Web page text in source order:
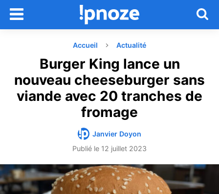
Accueil Actualité
Burger King lance un
nouveau cheeseburger sans
viande avec 20 tranches de
fromage
Janvier Doyon
Publié le 12 juillet 2023